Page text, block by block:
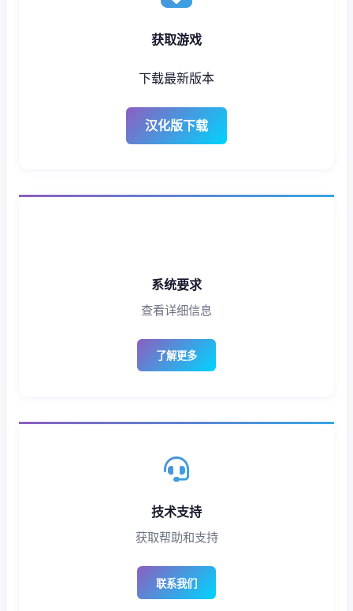
获取游戏
下载最新版本
汉化版下载
系统要求
查看详细信息
了解更多
技术支持
获取帮助和支持
联系我们